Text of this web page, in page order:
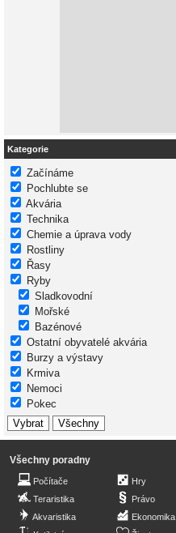
Kategorie
Začínáme
Pochlubte se
Akvária
Technika
Chemie a úprava vody
Rostliny
Řasy
Ryby
Sladkovodní
Mořské
Bazénové
Ostatní obyvatelé akvária
Burzy a výstavy
Krmiva
Nemoci
Pokec
Všechny poradny
Počítače
Teraristika
Akvaristika
Hry
Právo
Ekonomika